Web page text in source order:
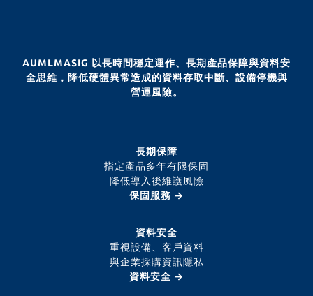
remote and no
hard disk system
🟡Intel chipset
AUMLMASIG 以長時間穩定運作、長期產品保障與資料安
全思維，降低硬體異常造成的資料存取中斷、設備停機與
營運風險。
長期保障
指定產品多年有限保固
降低導入後維護風險
保固服務 →
資料安全
重視設備、客戶資料
與企業採購資訊隱私
資料安全 →